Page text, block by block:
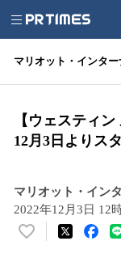
マリオット・インタ
【ウェスティ
12月3日よりス
マリオット・イン
2022年12月3日 12
い